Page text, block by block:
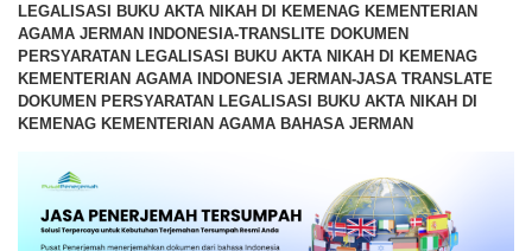
LEGALISASI BUKU AKTA NIKAH DI KEMENAG KEMENTERIAN
AGAMA JERMAN INDONESIA-TRANSLITE DOKUMEN
PERSYARATAN LEGALISASI BUKU AKTA NIKAH DI KEMENAG
KEMENTERIAN AGAMA INDONESIA JERMAN-JASA TRANSLATE
DOKUMEN PERSYARATAN LEGALISASI BUKU AKTA NIKAH DI
KEMENAG KEMENTERIAN AGAMA BAHASA JERMAN